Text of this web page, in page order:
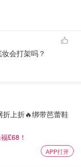
会打架吗？
折上折🔥绑带芭蕾鞋
£68！
APP打开